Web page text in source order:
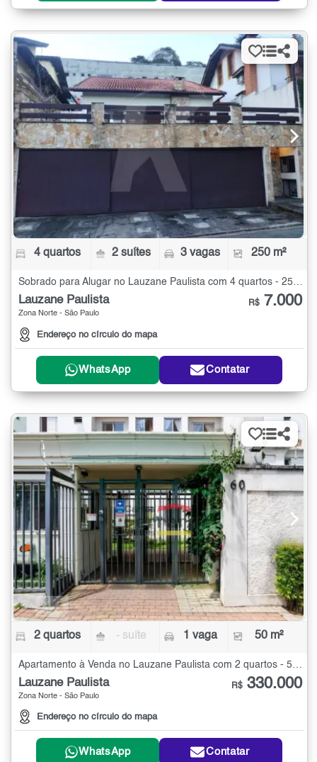
4 quartos 2 suítes 3 vagas 250 m²
Sobrado para Alugar no Lauzane Paulista com 4 quartos - 250 m²
Lauzane Paulista
Zona Norte - São Paulo
Endereço no círculo do mapa
R$ 7.000
WhatsApp Contatar
2 quartos - suíte 1 vaga 50 m²
Lauzane Paulista
Zona Norte - São Paulo
Endereço no círculo do mapa
R$ 330.000
WhatsApp Contatar